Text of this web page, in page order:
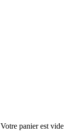
Votre panier est vide